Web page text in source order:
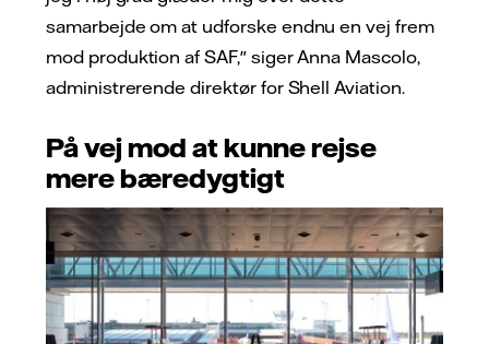
samarbejde om at udforske endnu en vej frem
mod produktion af SAF," siger Anna Mascolo,
administrerende direktør for Shell Aviation.
På vej mod at kunne rejse
mere bæredygtigt